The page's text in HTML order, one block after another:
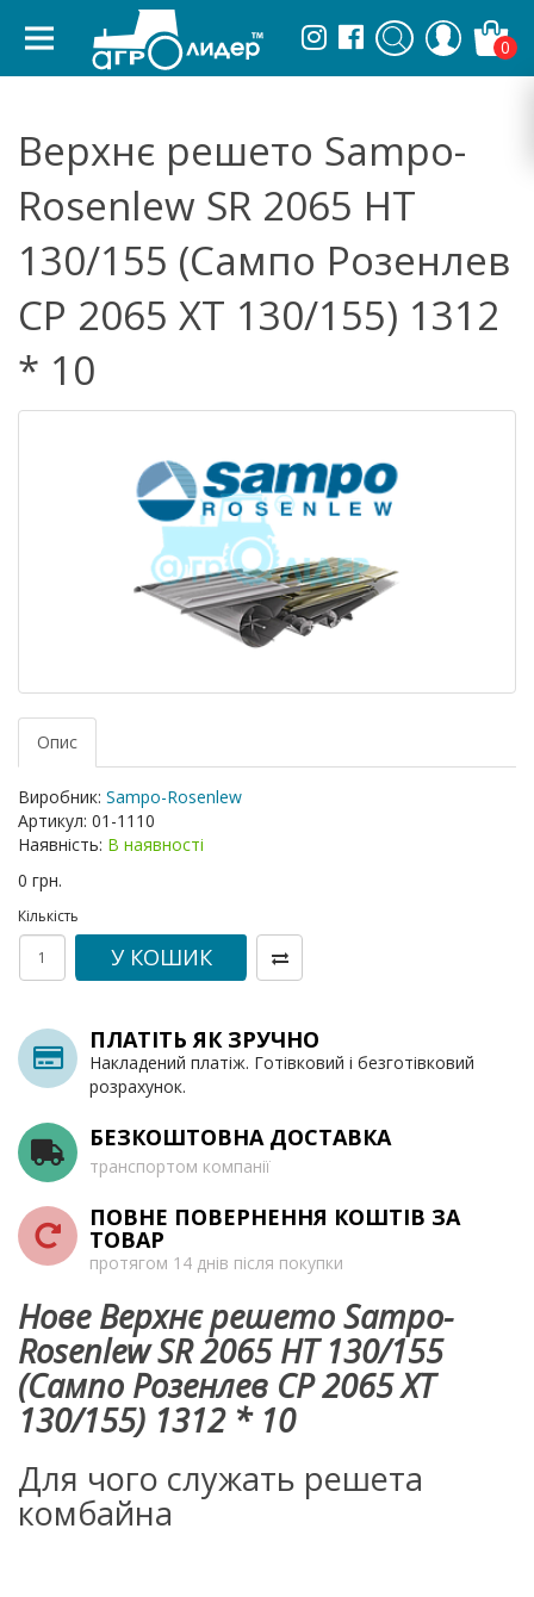
0
Верхнє решето Sampo-
Rosenlew SR 2065 HT
130/155 (Сампо Розенлев
СР 2065 ХТ 130/155) 1312
* 10
Опис
Виробник: Sampo-Rosenlew
Артикул: 01-1110
Наявність: В наявності
0 грн.
Кількість
У КОШИК
ПЛАТІТЬ ЯК ЗРУЧНО
Накладений платіж. Готівковий і безготівковий
розрахунок.
БЕЗКОШТОВНА ДОСТАВКА
транспортом компанії
ПОВНЕ ПОВЕРНЕННЯ КОШТІВ ЗА
ТОВАР
протягом 14 днів після покупки
Нове Верхнє решето Sampo-
Rosenlew SR 2065 HT 130/155
(Сампо Розенлев СР 2065 ХТ
130/155) 1312 * 10
Для чого служать решета
комбайна